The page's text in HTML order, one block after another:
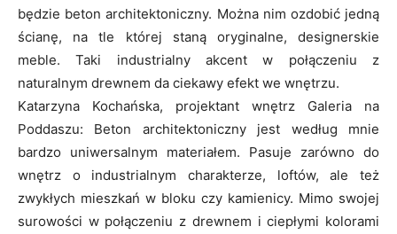
będzie beton architektoniczny. Można nim ozdobić jedną
ścianę, na tle której staną oryginalne, designerskie
meble. Taki industrialny akcent w połączeniu z
naturalnym drewnem da ciekawy efekt we wnętrzu.
Katarzyna Kochańska, projektant wnętrz Galeria na
Poddaszu: Beton architektoniczny jest według mnie
bardzo uniwersalnym materiałem. Pasuje zarówno do
wnętrz o industrialnym charakterze, loftów, ale też
zwykłych mieszkań w bloku czy kamienicy. Mimo swojej
surowości w połączeniu z drewnem i ciepłymi kolorami